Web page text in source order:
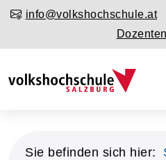
info@volkshochschule.at
Dozenten
Sie befinden sich hier: